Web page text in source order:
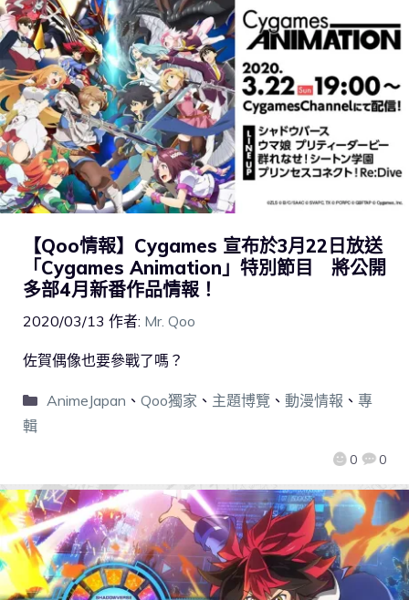
【Qoo情報】Cygames 宣布於3月22日放送
「Cygames Animation」特別節目 將公開
多部4月新番作品情報！
2020/03/13 作者: Mr. Qoo
0 0
佐賀偶像也要參戰了嗎？
AnimeJapan 、 Qoo獨家 、 主題博覽 、 動漫情報 、 專
輯